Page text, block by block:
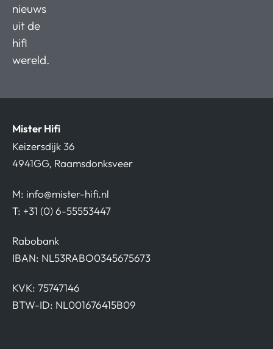
nieuws
uit de
hifi
wereld.
Mister Hifi
Keizersdijk 36
4941GG, Raamsdonksveer
M: info@mister-hifi.nl
T: +31 (0) 6-55553447
Rabobank
IBAN: NL53RABO0345675673
KVK: 75747146
BTW-ID: NL001676415B09